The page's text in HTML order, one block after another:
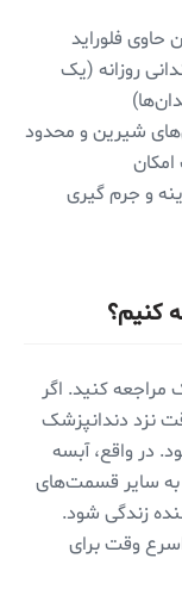
حاوی فلوراید
روزانه (یک
شیرین و محدود
و جرم گیری
کنیم؟
کنید. اگر
نزد دندانپزشک
در واقع، آبسه
سایر قسمت‌های
زندگی شود.
وقت برای